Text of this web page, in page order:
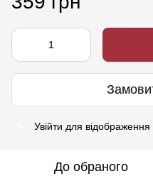
Увійти для відображення
До обраного